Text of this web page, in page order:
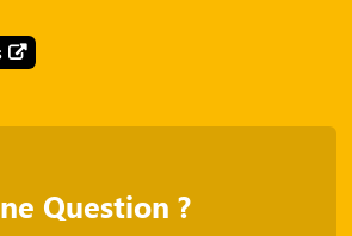
Question ?